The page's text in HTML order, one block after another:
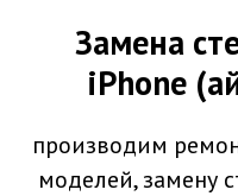
Замена
iPhone
производим
моделей, замену